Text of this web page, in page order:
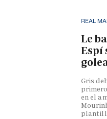
REAL
Le
Espí
Gris
en el